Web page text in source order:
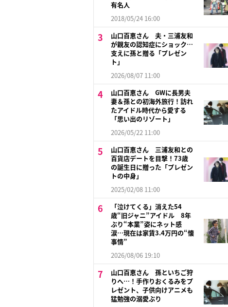
有名人
2018/05/24 16:00
山口百恵さん 夫・三浦友和
が親友の認知症にショック…
支えに孫と贈る「プレゼン
ト」
2026/08/07 11:00
山口百恵さん GWに長男夫
妻＆孫との初海外旅行！訪れ
たアイドル時代から愛する
「思い出のリゾート」
2026/05/22 11:00
山口百恵さん 三浦友和との
百貨店デートを目撃！73歳
の誕生日に贈った「プレゼン
トの中身」
2025/02/08 11:00
「泣けてくる」消えた54
歳“旧ジャニ”アイドル 8年
ぶり“本業”姿にネット感
涙…現在は家賃3.4万円の“懐
事情”
2026/08/06 19:10
山口百恵さん 孫といちご狩
りへ…！手作りおくるみをプ
レゼント、子供向けアニメも
猛勉強の溺愛ぶり